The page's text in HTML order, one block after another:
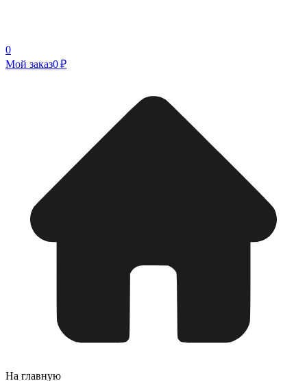
0
Мой заказ0 ₽
На главную